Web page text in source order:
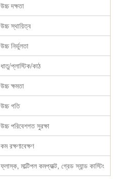
উচ্চ দক্ষতা
উচ্চ স্থায়িত্ব
উচ্চ নির্ভুলতা
ধাতু/প্লাস্টিক/কাঠ
উচ্চ ক্ষমতা
উচ্চ গতি
উচ্চ পরিবেশগত সুরক্ষা
কম রক্ষণাবেক্ষণ
ফ্লাস্ক, মাল্টিপল কমপ্যাক্ট, গ্রেড স্যান্ড কাস্টিং